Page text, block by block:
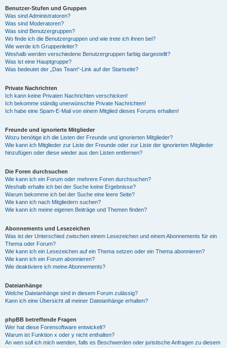
Benutzer-Stufen und Gruppen
Was sind Administratoren?
Was sind Moderatoren?
Was sind Benutzergruppen?
Wo finde ich die Benutzergruppen und wie trete ich ihnen bei?
Wie werde ich Gruppenleiter?
Weshalb werden verschiedene Benutzergruppen farbig dargestellt?
Was ist eine Hauptgruppe?
Was bedeutet der „Das Team“-Link auf der Startseite?
Private Nachrichten
Ich kann keine Privaten Nachrichten verschicken!
Ich bekomme ständig unerwünschte Private Nachrichten!
Ich habe eine Spam-E-Mail von einem Mitglied dieses Forums erhalten!
Freunde und ignorierte Mitglieder
Wozu benötige ich die Listen der Freunde und ignorierten Mitglieder?
Wie kann ich Mitglieder zur Liste der Freunde oder zur Liste der ignorierten Mitglieder
hinzufügen oder diese wieder aus den Listen entfernen?
Die Foren durchsuchen
Wie kann ich ein Forum oder mehrere Foren durchsuchen?
Weshalb erhalte ich bei der Suche keine Ergebnisse?
Warum bekomme ich bei der Suche eine leere Seite?
Wie kann ich nach Mitgliedern suchen?
Wie kann ich meine eigenen Beiträge und Themen finden?
Abonnements und Lesezeichen
Was ist der Unterschied zwischen einem Lesezeichen und einem Abonnements für ein
Thema oder Forum?
Wie kann ich ein Lesezeichen auf ein Thema setzen oder ein Thema abonnieren?
Wie kann ich ein Forum abonnieren?
Wie deaktiviere ich meine Abonnements?
Dateianhänge
Welche Dateianhänge sind in diesem Forum zulässig?
Kann ich eine Übersicht all meiner Dateianhänge erhalten?
phpBB betreffende Fragen
Wer hat diese Forensoftware entwickelt?
Warum ist Funktion x oder y nicht enthalten?
An wen soll ich mich wenden, falls es Beschwerden oder juristische Anfragen zu diesem